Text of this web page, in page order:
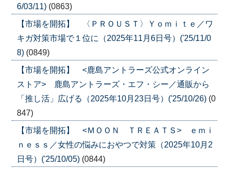
6/03/11) (0863)
【市場を開拓】 〈ＰＲＯＵＳＴ〉Ｙｏｍｉｔｅ／ワ
キガ対策市場で１位に（2025年11月6日号）('25/11/0
8) (0849)
【市場を開拓】 <鹿島アントラーズ公式オンライン
ストア> 鹿島アントラーズ・エフ・シー／通販から
「推し活」広げる（2025年10月23日号）('25/10/26) (0
847)
【市場を開拓】 <ＭＯＯＮ ＴＲＥＡＴＳ> ｅｍｉ
ｎｅｓｓ／女性の悩みにおやつで対策（2025年10月2
日号）('25/10/05) (0844)